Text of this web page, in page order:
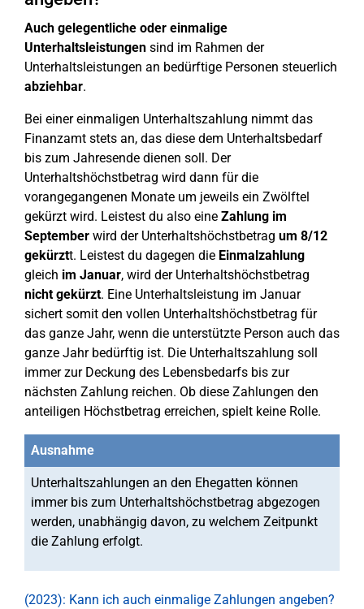
Auch gelegentliche oder einmalige
Unterhaltsleistungen sind im Rahmen der
Unterhaltsleistungen an bedürftige Personen steuerlich
abziehbar.
Bei einer einmaligen Unterhaltszahlung nimmt das
Finanzamt stets an, das diese dem Unterhaltsbedarf
bis zum Jahresende dienen soll. Der
Unterhaltshöchstbetrag wird dann für die
vorangegangenen Monate um jeweils ein Zwölftel
gekürzt wird. Leistest du also eine Zahlung im
September wird der Unterhaltshöchstbetrag um 8/12
gekürztt. Leistest du dagegen die Einmalzahlung
gleich im Januar, wird der Unterhaltshöchstbetrag
nicht gekürzt. Eine Unterhaltsleistung im Januar
sichert somit den vollen Unterhaltshöchstbetrag für
das ganze Jahr, wenn die unterstützte Person auch das
ganze Jahr bedürftig ist. Die Unterhaltszahlung soll
immer zur Deckung des Lebensbedarfs bis zur
nächsten Zahlung reichen. Ob diese Zahlungen den
anteiligen Höchstbetrag erreichen, spielt keine Rolle.
Ausnahme
Unterhaltszahlungen an den Ehegatten können
immer bis zum Unterhaltshöchstbetrag abgezogen
werden, unabhängig davon, zu welchem Zeitpunkt
die Zahlung erfolgt.
(2023): Kann ich auch einmalige Zahlungen angeben?